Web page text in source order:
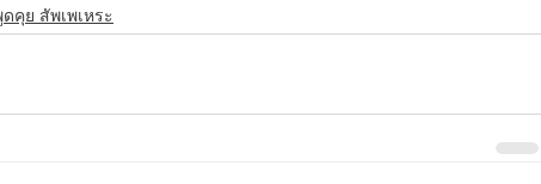
คุย สัพเพเหระ